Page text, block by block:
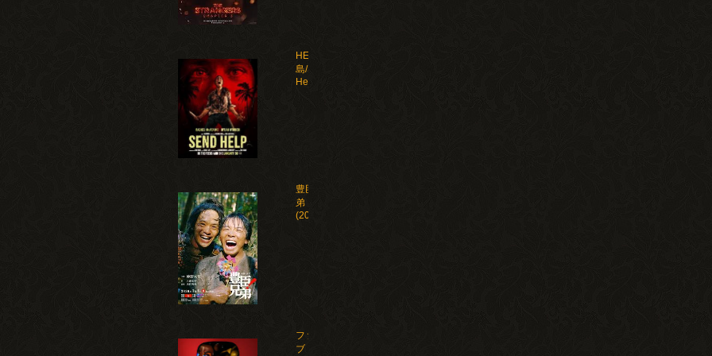
HELP 復讐
島/Send
Help(2026)
豊臣兄
弟！
(2026)
ファイ
ブ・ナ